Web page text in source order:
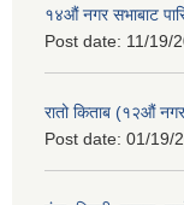
१४औं नगर सभाबाट
Post date: 11/19/
रातो किताब (१२औं
Post date: 01/19/